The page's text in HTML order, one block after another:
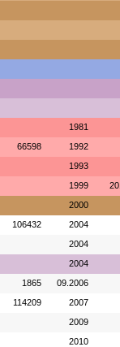
1981
66598 1992
1993
1999
2000
106432 2004
2004
2004
1865 09.2006
114209 2007
2009
2010